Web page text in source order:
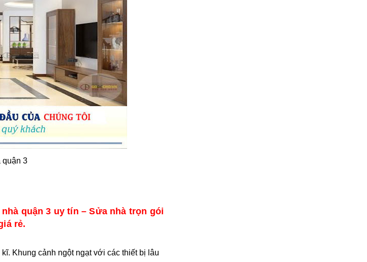
quận 3
quận 3 uy tín – Sửa nhà trọn gói
rẻ.
Khung cảnh ngột ngạt với các thiết bị lâu